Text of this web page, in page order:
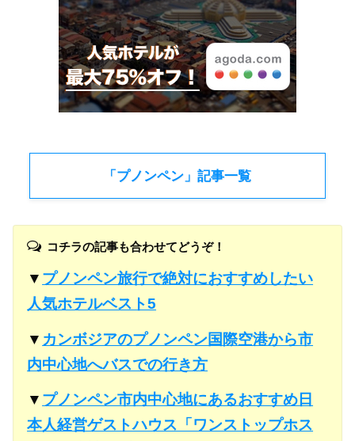
「プノンペン」記事一覧
コチラの記事も合わせてどうぞ！
▼ プノンペン旅行で絶対におすすめしたい
人気ホテルベスト5
▼ カンボジアのプノンペン国際空港から市
内中心地へバスでの行き方
▼ プノンペン市内中心地にあるおすすめ日
本人経営ゲストハウス「ワンストップホス